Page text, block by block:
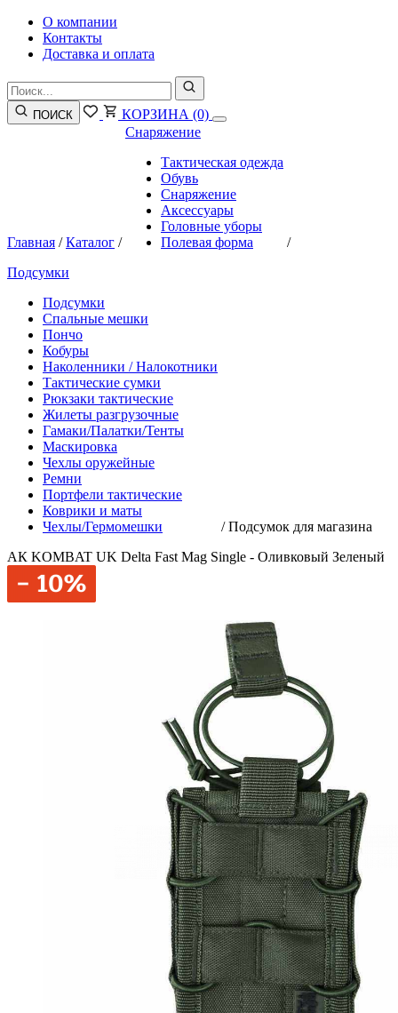
О компании
Контакты
Доставка и оплата
ПОИСК КОРЗИНА (0)
Главная /Каталог /
Снаряжение
Тактическая одежда
Обувь
Снаряжение
Аксессуары
Головные уборы
Полевая форма
/
Подсумки
Подсумки
Спальные мешки
Пончо
Кобуры
Наколенники / Налокотники
Тактические сумки
Рюкзаки тактические
Жилеты разгрузочные
Гамаки/Палатки/Тенты
Маскировка
Чехлы оружейные
Ремни
Портфели тактические
Коврики и маты
Чехлы/Гермомешки
/Подсумок для магазина
АК KOMBAT UK Delta Fast Mag Single - Оливковый Зеленый